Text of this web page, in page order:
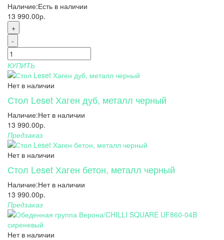
Наличие:Есть в наличии
13 990.00р.
+
-
КУПИТЬ
Нет в наличии
Стол Leset Хаген дуб, металл черный
Наличие:Нет в наличии
13 990.00р.
Предзаказ
Нет в наличии
Стол Leset Хаген бетон, металл черный
Наличие:Нет в наличии
13 990.00р.
Предзаказ
Нет в наличии